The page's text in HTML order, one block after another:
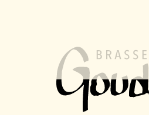
Our other beers
Saint-